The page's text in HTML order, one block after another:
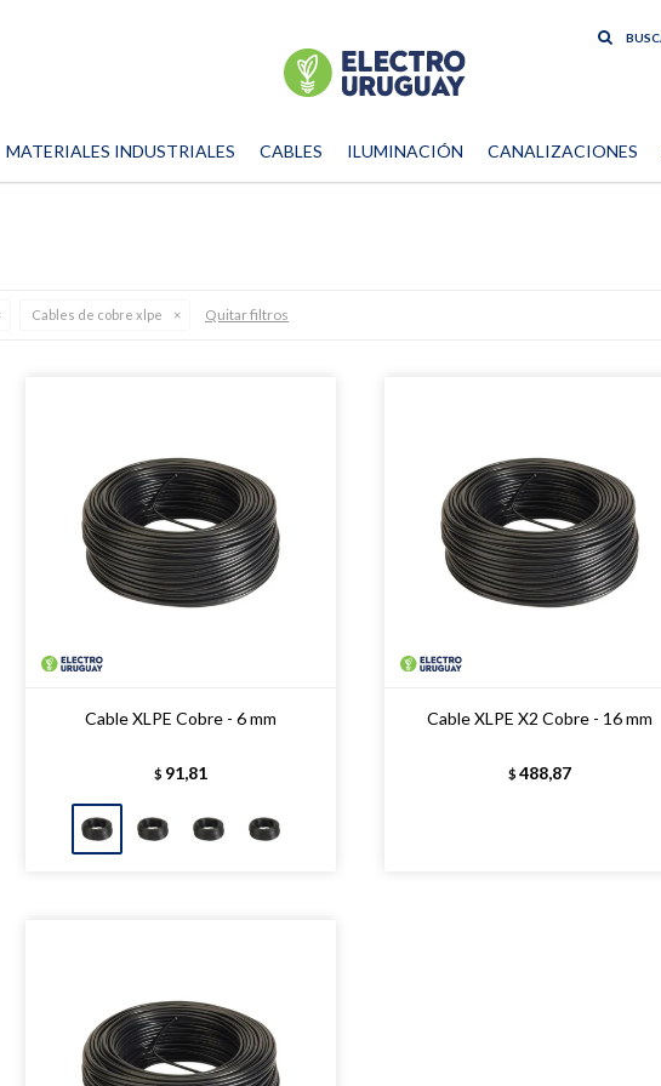
MATERIALES INDUSTRIALES CABLES ILUMINACIÓN CANALIZACIONES
Cables de cobre xlpe Quitar filtros
Cable XLPE Cobre - 6 mm
$ 91,81
Cable XLPE X2 Cobre - 16 mm
$ 488,87